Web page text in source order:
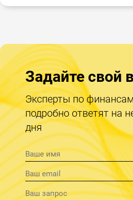
Задайте свой
Эксперты по
подробно ответят на
дня